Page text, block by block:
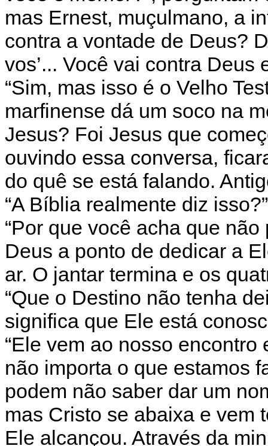
mas Ernest, muçulmano, a
contra a vontade de Deus?
vos’... Você vai contra Deus
“Sim, mas isso é o Velho
marfinense dá um soco na
Jesus? Foi Jesus que
ouvindo essa conversa,
do quê se está falando.
“A Bíblia realmente diz
“Por que você acha que
Deus a ponto de dedicar a
ar. O jantar termina e os
“Que o Destino não tenha
significa que Ele está
“Ele vem ao nosso
não importa o que estamos
podem não saber dar um
mas Cristo se abaixa e vem
Ele alcançou. Através da